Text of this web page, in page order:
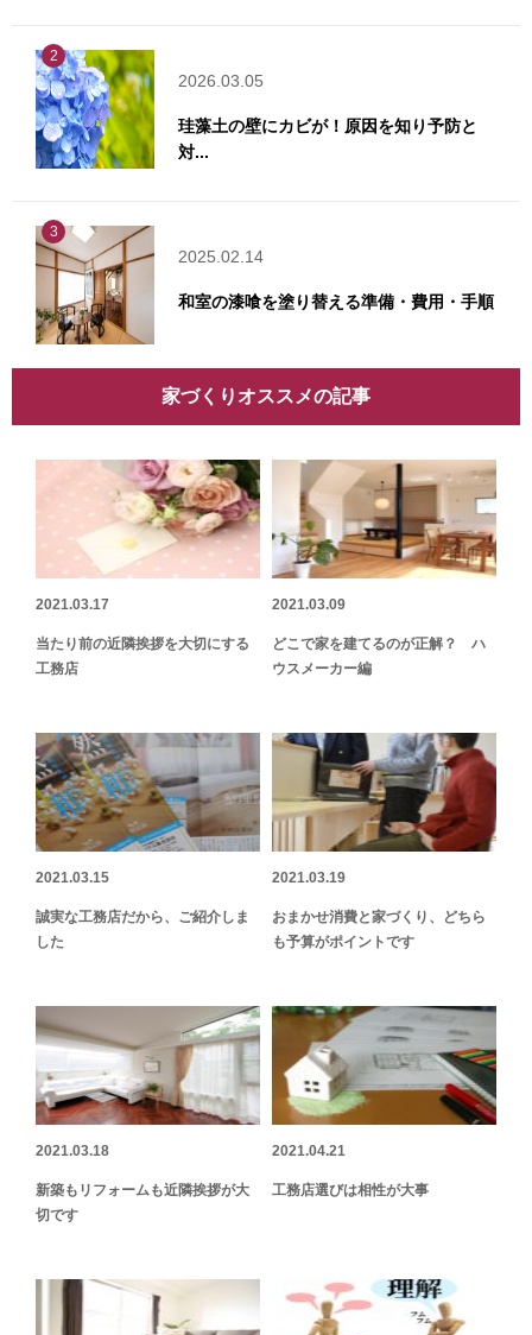
2
2026.03.05
珪藻土の壁にカビが！原因を知り予防と
対...
3
2025.02.14
和室の漆喰を塗り替える準備・費用・手順
家づくりオススメの記事
2021.03.17
当たり前の近隣挨拶を大切にする
工務店
2021.03.09
どこで家を建てるのが正解？ ハ
ウスメーカー編
2021.03.15
誠実な工務店だから、ご紹介しま
した
2021.03.19
おまかせ消費と家づくり、どちら
も予算がポイントです
2021.03.18
新築もリフォームも近隣挨拶が大
切です
2021.04.21
工務店選びは相性が大事